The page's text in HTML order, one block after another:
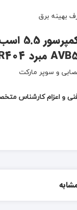
بهینه برق
موارد
مبرد R404
و سوپر مارکت
و اعزام کارشناس